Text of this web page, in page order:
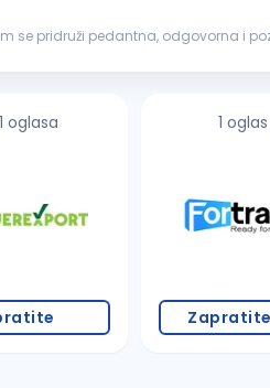
se pridruži pedantna, odgovorna i
oglasa 1 oglas
Zapratite